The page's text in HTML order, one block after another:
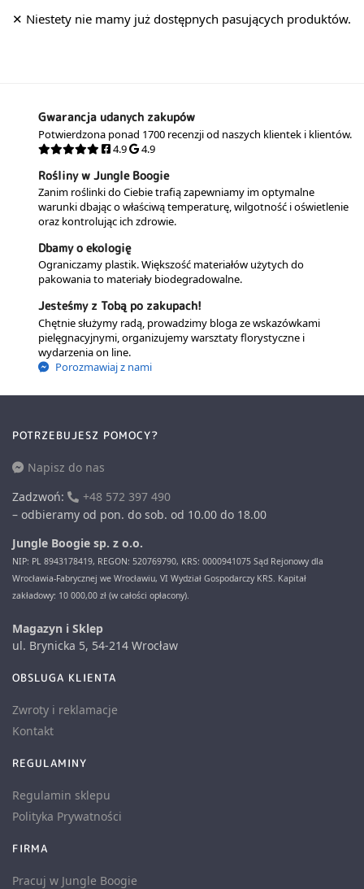
Gwarancja udanych zakupów
Potwierdzona ponad 1700 recenzji od naszych klientek i klientów.
4.9
4.9
Rośliny w Jungle Boogie
Zanim roślinki do Ciebie trafią zapewniamy im optymalne
warunki dbając o właściwą temperaturę, wilgotność i oświetlenie
oraz kontrolując ich zdrowie.
Dbamy o ekologię
Ograniczamy plastik. Większość materiałów użytych do
pakowania to materiały biodegradowalne.
Jesteśmy z Tobą po zakupach!
Chętnie służymy radą, prowadzimy bloga ze wskazówkami
pielęgnacyjnymi, organizujemy warsztaty florystyczne i
wydarzenia on line.
Porozmawiaj z nami
POTRZEBUJESZ POMOCY?
Napisz do nas
Zadzwoń:
+48 572 397 490
– odbieramy od pon. do sob. od 10.00 do 18.00
Jungle Boogie sp. z o.o.
NIP: PL 8943178419, REGON: 520769790, KRS: 0000941075 Sąd Rejonowy dla
Wrocławia-Fabrycznej we Wrocławiu, VI Wydział Gospodarczy KRS. Kapitał
zakładowy: 10 000,00 zł (w całości opłacony).
Magazyn i Sklep
ul. Brynicka 5, 54-214 Wrocław
OBSLUGA KLIENTA
Zwroty i reklamacje
Kontakt
REGULAMINY
Regulamin sklepu
Polityka Prywatności
FIRMA
Pracuj w Jungle Boogie